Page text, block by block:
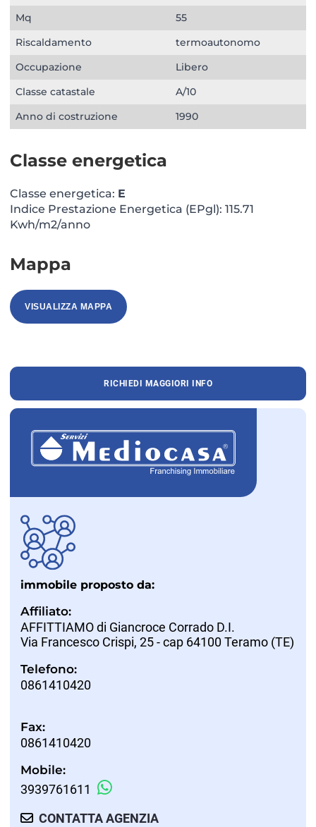
Mq
55
Riscaldamento
termoautonomo
Occupazione
Libero
Classe catastale
A/10
Anno di costruzione
1990
Classe energetica
Classe energetica: E
Indice Prestazione Energetica (EPgl): 115.71
Kwh/m2/anno
Mappa
VISUALIZZA MAPPA
RICHIEDI MAGGIORI INFO
immobile proposto da:
Affiliato:
AFFITTIAMO di Giancroce Corrado D.I.
Via Francesco Crispi, 25 - cap 64100 Teramo (TE)
Telefono:
0861410420
Fax:
0861410420
Mobile:
3939761611
CONTATTA AGENZIA